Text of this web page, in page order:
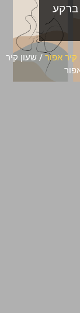
ברקע
קיר אפור/ שעון קיר